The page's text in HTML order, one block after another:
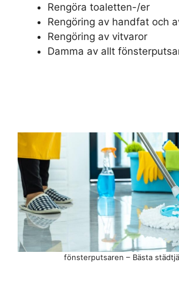
Rengöra toaletten-/er
Rengöring av handfat och
Rengöring av vitvaror
Damma av allt
fönsterputsaren – Bästa